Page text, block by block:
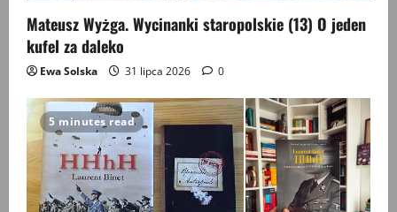
Mateusz Wyżga. Wycinanki staropolskie (13) O jeden
kufel za daleko
Ewa Solska 31 lipca 2026 0
5 minutes read